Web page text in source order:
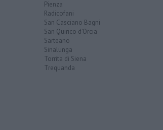
Pienza
Radicofani
San Casciano Bagni
San Quirico d'Orcia
Sarteano
Sinalunga
Torrita di Siena
Trequanda